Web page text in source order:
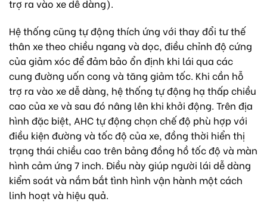
trợ ra vào xe dễ dàng).
Hệ thống cũng tự động thích ứng với thay đổi tư thế
thân xe theo chiều ngang và dọc, điều chỉnh độ cứng
của giảm xóc để đảm bảo ổn định khi lái qua các
cung đường uốn cong và tăng giảm tốc. Khi cần hỗ
trợ ra vào xe dễ dàng, hệ thống tự động hạ thấp chiều
cao của xe và sau đó nâng lên khi khởi động. Trên địa
hình đặc biệt, AHC tự động chọn chế độ phù hợp với
điều kiện đường và tốc độ của xe, đồng thời hiển thị
trạng thái chiều cao trên bảng đồng hồ tốc độ và màn
hình cảm ứng 7 inch. Điều này giúp người lái dễ dàng
kiểm soát và nắm bắt tình hình vận hành một cách
linh hoạt và hiệu quả.